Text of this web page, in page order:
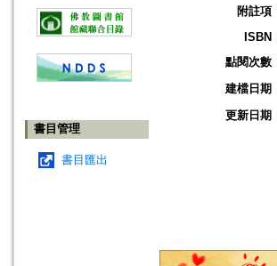
書目管理
書目匯出
附註項
ISBN
點閱次數
建檔日期
更新日期